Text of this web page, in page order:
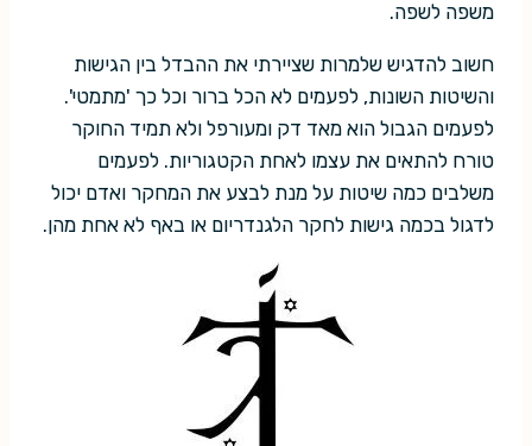
משפה לשפה.
חשוב להדגיש שלמרות שציירתי את ההבדל בין הגישות
והשיטות השונות, לפעמים לא הכל ברור וכל כך 'מתמטי'.
לפעמים הגבול הוא מאד דק ומעורפל ולא תמיד החוקר
טורח להתאים את עצמו לאחת הקטגוריות. לפעמים
משלבים כמה שיטות על מנת לבצע את המחקר ואדם יכול
לדגול בכמה גישות לחקר הלגנדריום או באף לא אחת מהן.